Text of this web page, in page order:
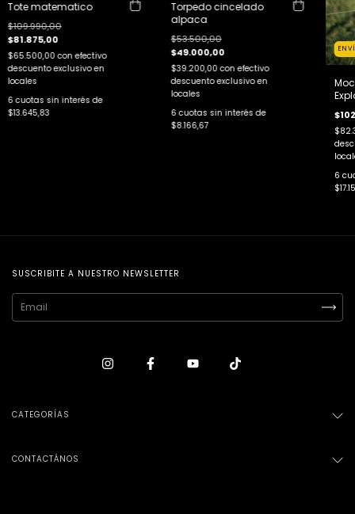
Tote matematico
$109.990,00
$81.875,00
$65.500,00con efectivo
descuento exclusivo en
locales
6 cuotas sin interés de
$13.645,83
Torpedo cincelado
alpaca
$53.500,00
$49.000,00
$39.200,00con efectivo
descuento exclusivo en
locales
6 cuotas sin interés de
$8.166,67
6
SUSCRIBITE A NUESTRO NEWSLETTER
CATEGORÍAS
CONTACTÁNOS